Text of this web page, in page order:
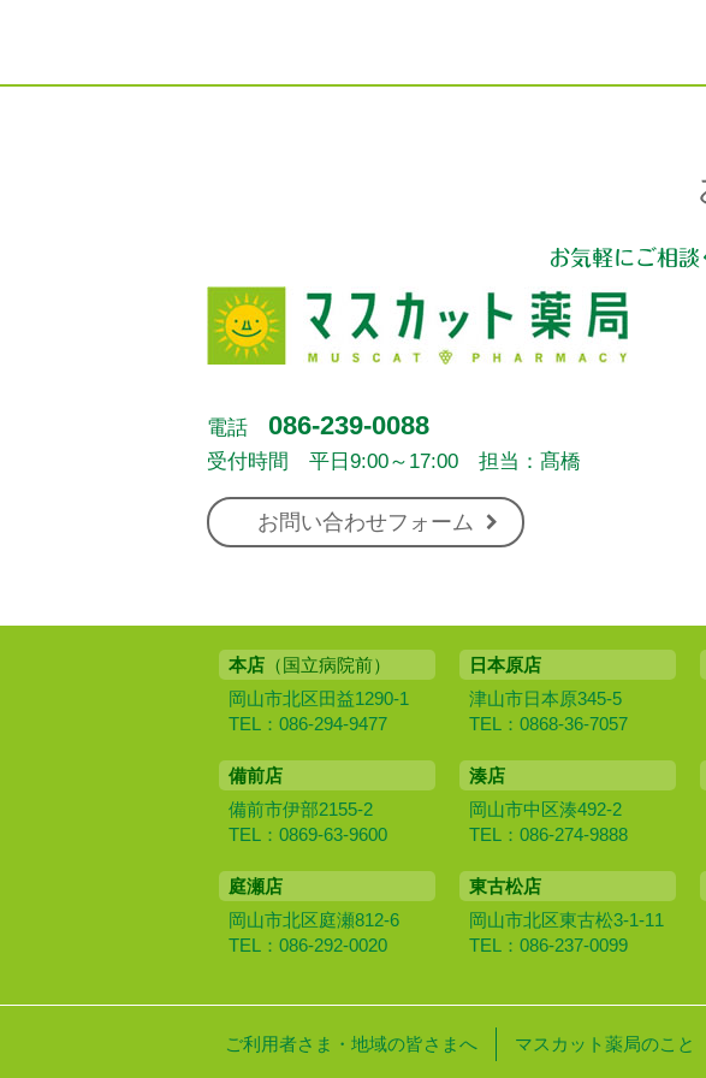
お気軽にご相談
電話 086-239-0088
受付時間 平日9:00～17:00 担当：髙橋
お問い合わせフォーム
本店 （国立病院前）
岡山市北区田益1290-1
TEL：086-294-9477
日本原店
津山市日本原345-5
TEL：0868-36-7057
備前店
備前市伊部2155-2
TEL：0869-63-9600
湊店
岡山市中区湊492-2
TEL：086-274-9888
庭瀬店
岡山市北区庭瀬812-6
TEL：086-292-0020
東古松店
岡山市北区東古松3-1-11
TEL：086-237-0099
ご利用者さま・地域の皆さまへ マスカット薬局のこと